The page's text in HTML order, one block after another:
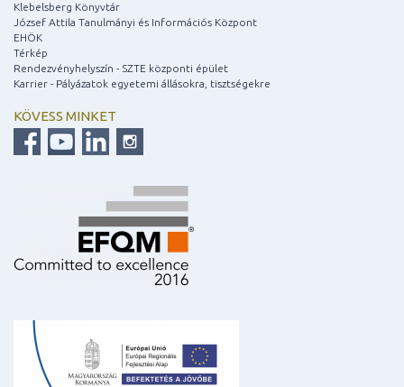
Klebelsberg Könyvtár
József Attila Tanulmányi és Információs Központ
EHÖK
Térkép
Rendezvényhelyszín - SZTE központi épület
Karrier - Pályázatok egyetemi állásokra, tisztségekre
KÖVESS MINKET